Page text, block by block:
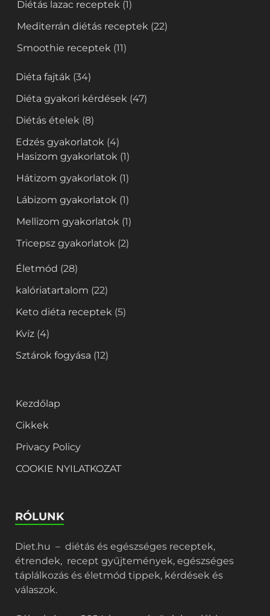
Diétás lazac receptek (1)
Mediterrán diétás receptek (22)
Smoothie receptek (11)
Diéta fajták (34)
Diéta gyakori kérdések (47)
Diétás ételek (8)
Edzés gyakorlatok (4)
Hasizom gyakorlatok (1)
Hátizom gyakorlatok (1)
Lábizom gyakorlatok (1)
Mellizom gyakorlatok (1)
Tricepsz gyakorlatok (2)
Életmód (28)
kalóriatartalom (22)
Keto diéta receptek (5)
Kvíz (4)
Sztárok fogyása (12)
Kezdőlap
Cikkek
Privacy Policy
COOKIE NYILATKOZAT
RÓLUNK
Diet.hu – diétás és egészséges receptek,
étrendek, recept gyűjtemények, egészséges
táplálkozás és életmód tippek, kérdések és
válaszok.